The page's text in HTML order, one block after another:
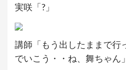
実咲「?」
講師「もう出したままで行
でいこう・・ね、舞ちゃん」